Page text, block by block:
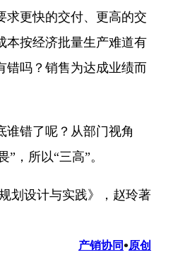
求更快的交付、更高的交
本按经济批量生产难道有
错吗？销售为达成业绩而
错了呢？从部门视角
，所以“三高”。
划设计与实践》，赵玲著
产销协同•原创